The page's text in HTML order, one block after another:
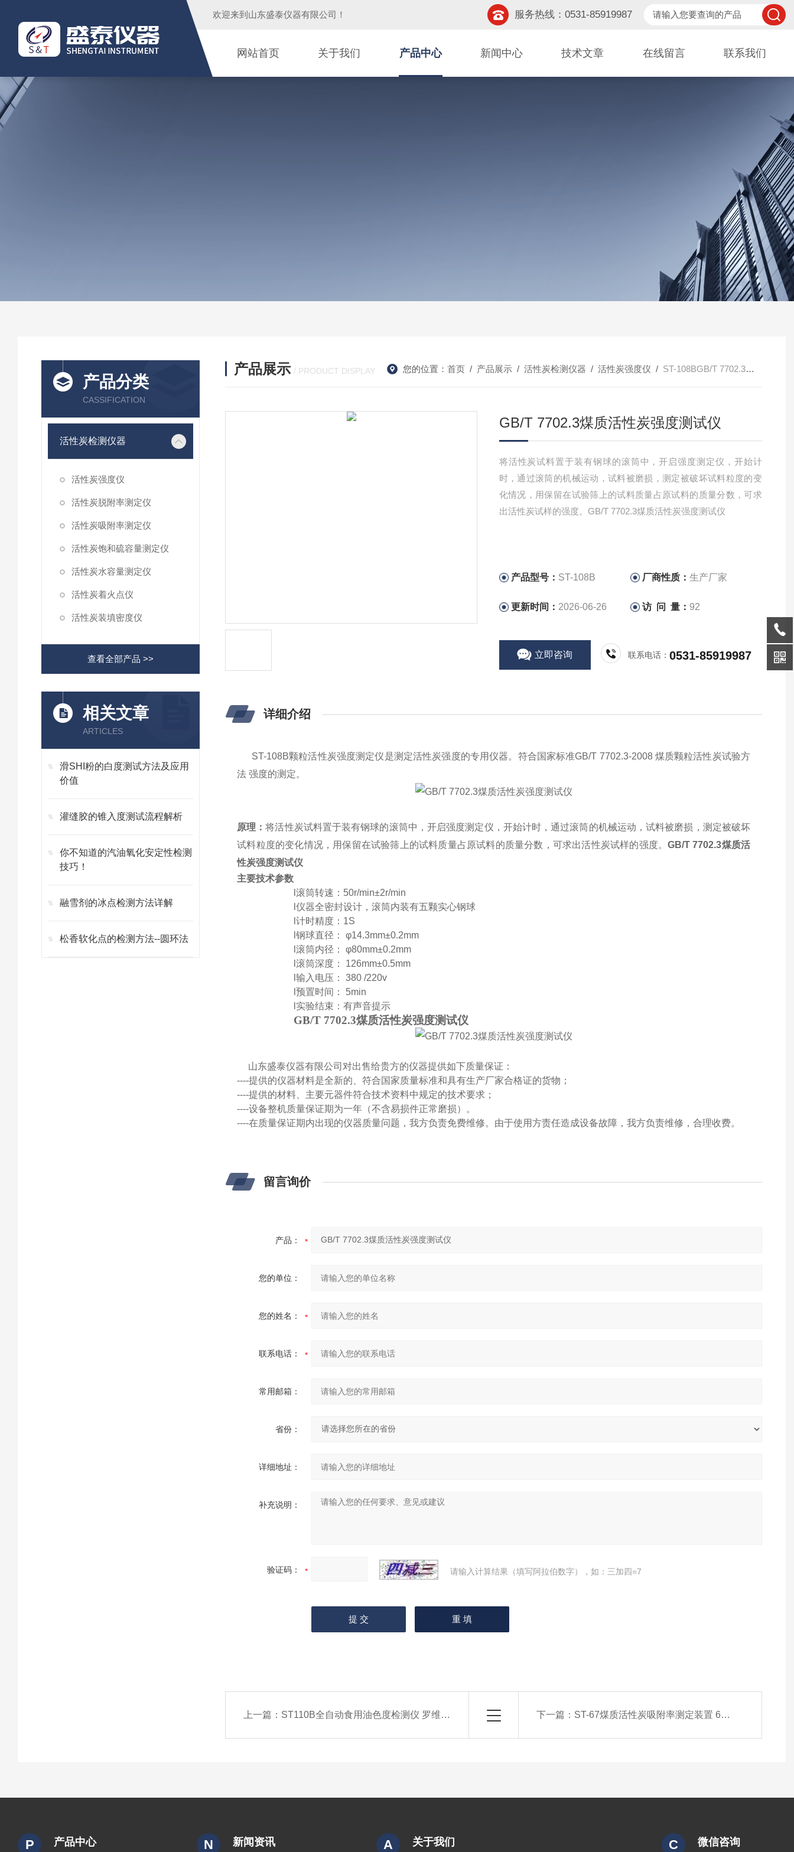
欢迎来到 山东盛泰仪器有限公司 ！ 服务热线：0531-85919987
网站首页 关于我们 产品中心 新闻中心 技术文章 在线留言 联系我们
产品分类
CASSIFICATION
活性炭检测仪器
活性炭强度仪
活性炭脱附率测定仪
活性炭吸附率测定仪
活性炭饱和硫容量测定仪
活性炭水容量测定仪
活性炭着火点仪
活性炭装填密度仪
查看全部产品 >>
相关文章
ARTICLES
滑SHI粉的白度测试方法及应用
价值
灌缝胶的锥入度测试流程解析
你不知道的汽油氧化安定性检测
技巧！
融雪剂的冰点检测方法详解
松香软化点的检测方法--圆环法
产品展示 / PRODUCT DISPLAY 您的位置： 首页/ 产品展示/ 活性炭检测仪器 / 活性炭强度仪 / ST-108BGB/T 7702.3煤质活性炭强度测试仪
GB/T 7702.3煤质活性炭强度测试仪
将活性炭试料置于装有钢球的滚筒中，开启强度测定仪，开始计
时，通过滚筒的机械运动，试料被磨损，测定被破坏试料粒度的变
化情况，用保留在试验筛上的试料质量占原试料的质量分数，可求
出活性炭试样的强度。GB/T 7702.3煤质活性炭强度测试仪
产品型号： ST-108B 厂商性质：生产厂家
更新时间： 2026-06-26 访 问 量： 92
立即咨询 联系电话：0531-85919987
详细介绍
ST-108B颗粒活性炭强度测定仪是测定活性炭强度的专用仪器。符合国家标准GB/T 7702.3-2008 煤质颗粒活性炭试验方
法 强度的测定。
原理：将活性炭试料置于装有钢球的滚筒中，开启强度测定仪，开始计时，通过滚筒的机械运动，试料被磨损，测定被破坏
试料粒度的变化情况，用保留在试验筛上的试料质量占原试料的质量分数，可求出活性炭试样的强度。GB/T 7702.3煤质活
性炭强度测试仪
主要技术参数
l滚筒转速： 50r/min±2r/min
l仪器全密封设计，滚筒内装有五颗实心钢球
l计时精度： 1S
l钢球直径：
φ14.3mm±0.2mm
l滚筒内径：
φ80mm±0.2mm
l滚筒深度：
126mm±0.5mm
l输入电压：
380 /220v
l预置时间：
5min
实验结束：有声音提示
GB/T 7702.3煤质活性炭强度测试仪
山东盛泰仪器有限公司对出售给贵方的仪器提供如下质量保证：
----提供的仪器材料是全新的、符合国家质量标准和具有生产厂家合格证的货物；
----提供的材料、主要元器件符合技术资料中规定的技术要求；
----设备整机质量保证期为一年（不含易损件正常磨损）。
----在质量保证期内出现的仪器质量问题，我方负责免费维修。由于使用方责任造成设备故障，我方负责维修，合理收费。
留言询价
产品：
您的单位：
您的姓名：
联系电话：
常用邮箱：
省份：
详细地址：
补充说明：
验证码： 请输入计算结果（填写阿拉伯数字），如：三加四=7
上一篇： ST110B全自动食用油色度检测仪 罗维朋比色计 下一篇： ST-67煤质活性炭吸附率测定装置 6组实验
P 产品中心 N 新闻资讯 A 关于我们 C 微信咨询